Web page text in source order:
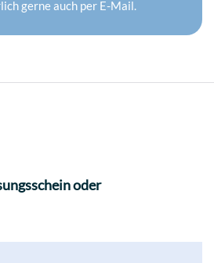
gerne auch per E-Mail.
oder